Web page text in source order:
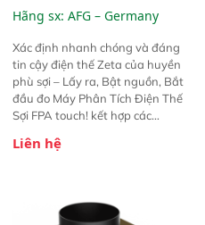
Hãng sx: AFG – Germany
Xác định nhanh chóng và đáng
tin cậy điện thế Zeta của huyền
phù sợi – Lấy ra, Bật nguồn, Bắt
đầu đo Máy Phân Tích Điện Thế
Sợi FPA touch! kết hợp các
được chứng minh với sự đơn giản
trước đó. Nhưng so với các phiên
bản trước, FPA touch! nhỏ hơn và
Liên hệ